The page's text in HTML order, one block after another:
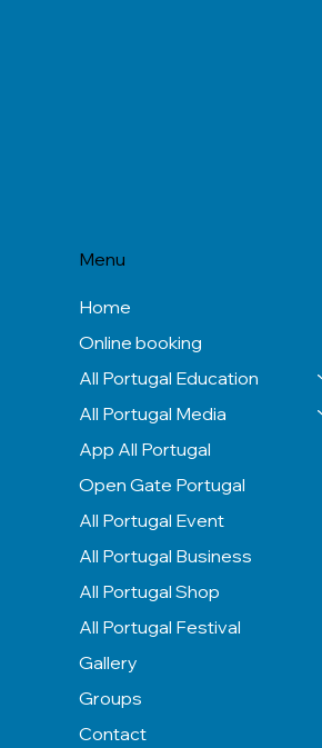
Menu
Home
Online booking
All Portugal Education
All Portugal Media
App All Portugal
Open Gate Portugal
All Portugal Event
All Portugal Business
All Portugal Shop
All Portugal Festival
Gallery
Groups
Contact